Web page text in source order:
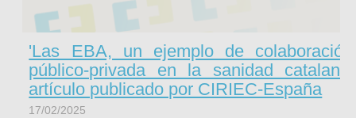
'Las EBA, un ejemplo de colaboración
público-privada en la sanidad catalana'
artículo publicado por CIRIEC-España
17/02/2025